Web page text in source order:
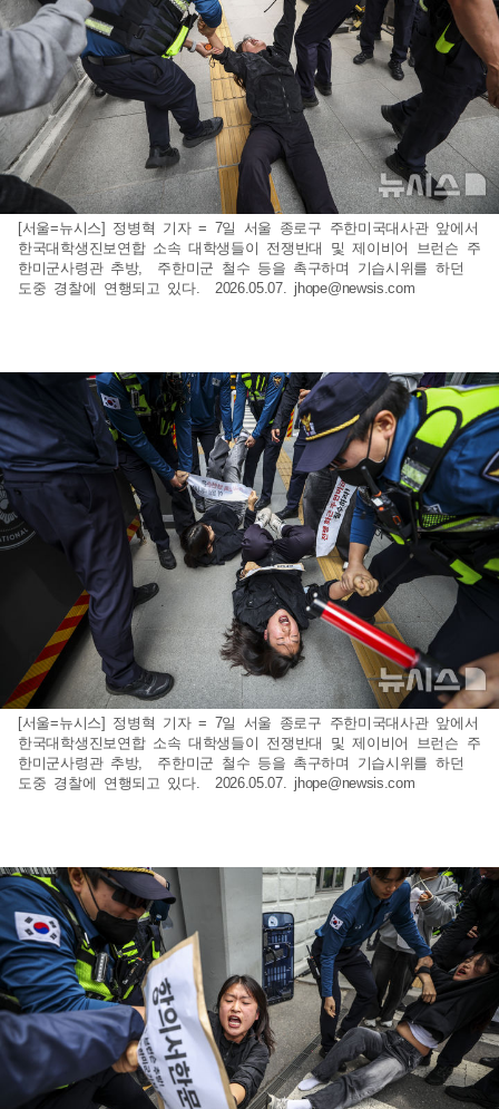
[서울=뉴시스] 정병혁 기자 = 7일 서울 종로구 주한미국대사관 앞에서
한국대학생진보연합 소속 대학생들이 전쟁반대 및 제이비어 브런슨 주
한미군사령관 추방, 주한미군 철수 등을 촉구하며 기습시위를 하던
도중 경찰에 연행되고 있다. 2026.05.07. jhope@newsis.com
[서울=뉴시스] 정병혁 기자 = 7일 서울 종로구 주한미국대사관 앞에서
한국대학생진보연합 소속 대학생들이 전쟁반대 및 제이비어 브런슨 주
한미군사령관 추방, 주한미군 철수 등을 촉구하며 기습시위를 하던
도중 경찰에 연행되고 있다. 2026.05.07. jhope@newsis.com